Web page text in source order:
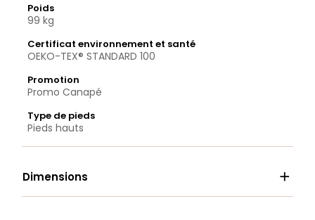
Poids
99 kg
Certificat environnement et santé
OEKO-TEX® STANDARD 100
Promotion
Promo Canapé
Type de pieds
Pieds hauts
Dimensions 